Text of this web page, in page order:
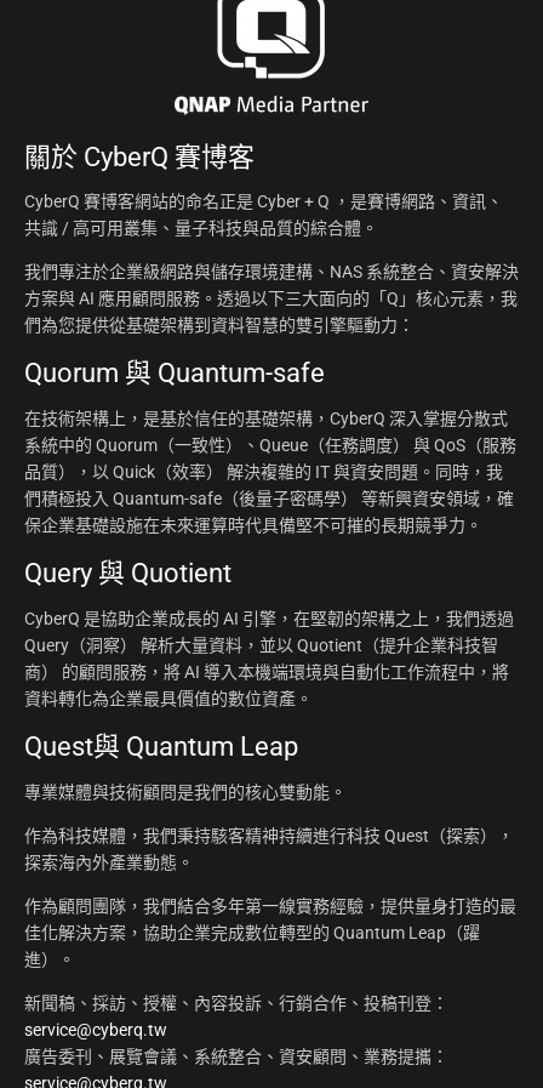
關於 CyberQ 賽博客
CyberQ 賽博客網站的命名正是 Cyber + Q ，是賽博網路、資訊、
共識 / 高可用叢集、量子科技與品質的綜合體。
我們專注於企業級網路與儲存環境建構、NAS 系統整合、資安解決
方案與 AI 應用顧問服務。透過以下三大面向的「Q」核心元素，我
們為您提供從基礎架構到資料智慧的雙引擎驅動力：
Quorum 與 Quantum-safe
在技術架構上，是基於信任的基礎架構，CyberQ 深入掌握分散式
系統中的 Quorum（一致性）、Queue（任務調度） 與 QoS（服務
品質），以 Quick（效率） 解決複雜的 IT 與資安問題。同時，我
們積極投入 Quantum-safe（後量子密碼學） 等新興資安領域，確
保企業基礎設施在未來運算時代具備堅不可摧的長期競爭力。
Query 與 Quotient
CyberQ 是協助企業成長的 AI 引擎，在堅韌的架構之上，我們透過
Query（洞察） 解析大量資料，並以 Quotient（提升企業科技智
商） 的顧問服務，將 AI 導入本機端環境與自動化工作流程中，將
資料轉化為企業最具價值的數位資產。
Quest與 Quantum Leap
專業媒體與技術顧問是我們的核心雙動能。
作為科技媒體，我們秉持駭客精神持續進行科技 Quest（探索），
探索海內外產業動態。
作為顧問團隊，我們結合多年第一線實務經驗，提供量身打造的最
佳化解決方案，協助企業完成數位轉型的 Quantum Leap（躍
進）。
新聞稿、採訪、授權、內容投訴、行銷合作、投稿刊登：
service@cyberq.tw
廣告委刊、展覽會議、系統整合、資安顧問、業務提攜：
service@cyberq.tw